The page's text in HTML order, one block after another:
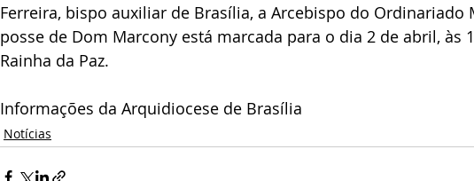
Ferreira, bispo auxiliar de Brasília, a Arcebispo do Ordinariado
posse de Dom Marcony está marcada para o dia 2 de abril, às
Rainha da Paz.
Informações da Arquidiocese de Brasília
Notícias